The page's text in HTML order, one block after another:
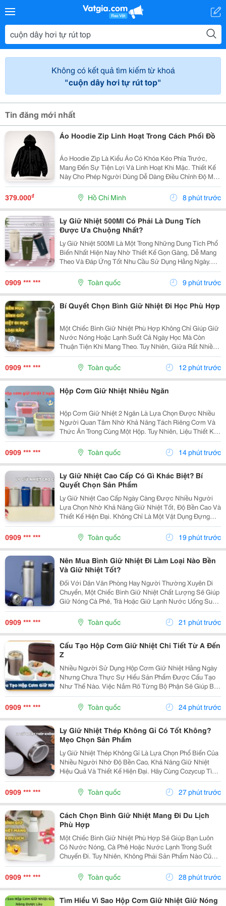
Không có kết quả tìm kiếm từ khoá
"cuộn dây hơi tự rút top"
Tin đăng mới nhất
Áo Hoodie Zip Linh Hoạt Trong Cách Phối Đồ
Áo Hoodie Zip Là Kiểu Áo Có Khóa Kéo Phía Trước,
Mang Đến Sự Tiện Lợi Và Linh Hoạt Khi Mặc. Thiết Kế
Này Cho Phép Người Dùng Dễ Dàng Điều Chỉnh Độ Mở
Của Áo, Đồng Thời Có Thể Layer Với Nhiều Item Khác
Nhau. Hoodie Zip Có Thể Mặc Cùng Áo Thun Basic,...
379.000₫ Hồ Chí Minh 8 phút trước
Ly Giữ Nhiệt 500Ml Có Phải Là Dung Tích
Được Ưa Chuộng Nhất?
Ly Giữ Nhiệt 500Ml Là Một Trong Những Dung Tích Phổ
Biến Nhất Hiện Nay Nhờ Thiết Kế Gọn Gàng, Dễ Mang
Theo Và Đáp Ứng Tốt Nhu Cầu Sử Dụng Hằng Ngày.
Vậy Ly Giữ Nhiệt 500Ml Có Những Ưu Điểm Gì Và Làm
Sao Để Chọn Được Sản Phẩm Chất Lượng? Hãy
Cùng...
0909 *** *** Toàn quốc 9 phút trước
Bí Quyết Chọn Bình Giữ Nhiệt Đi Học Phù Hợp
Một Chiếc Bình Giữ Nhiệt Phù Hợp Không Chỉ Giúp Giữ
Nước Nóng Hoặc Lạnh Suốt Cả Ngày Học Mà Còn
Thuận Tiện Khi Mang Theo. Tuy Nhiên, Giữa Rất Nhiều
Mẫu Mã, Dung Tích Và Chất Liệu Trên Thị Trường,
Không Ít Người Băn Khoăn Nên Mua Bình Giữ Nhiệt Đi
0909 *** *** Toàn quốc 12 phút trước
Hộp Cơm Giữ Nhiệt Nhiêu Ngăn
Hộp Cơm Giữ Nhiệt 2 Ngăn Là Lựa Chọn Được Nhiều
Người Quan Tâm Nhờ Khả Năng Tách Riêng Cơm Và
Thức Ăn Trong Cùng Một Hộp. Tuy Nhiên, Liệu Thiết Kế
Này Có Thực Sự Phù Hợp Với Nhu Cầu Sử Dụng Hằng
Ngày? Cùng Tìm Hiểu Những Ưu Điểm, Hạn Chế Và
Cách Lựa...
0909 *** *** Toàn quốc 14 phút trước
Ly Giữ Nhiệt Cao Cấp Có Gì Khác Biệt? Bí
Quyết Chọn Sản Phẩm
Ly Giữ Nhiệt Cao Cấp Ngày Càng Được Nhiều Người
Lựa Chọn Nhờ Khả Năng Giữ Nhiệt Tốt, Độ Bền Cao Và
Thiết Kế Hiện Đại. Không Chỉ Là Một Vật Dụng Đựng
Nước, Sản Phẩm Còn Thể Hiện Phong Cách Sống Tiện
Nghi Và Góp Phần Nâng Cao Trải Nghiệm Trong Học
0909 *** *** Toàn quốc 19 phút trước
Nên Mua Bình Giữ Nhiệt Đi Làm Loại Nào Bền
Và Giữ Nhiệt Tốt?
Đối Với Dân Văn Phòng Hay Người Thường Xuyên Di
Chuyển, Một Chiếc Bình Giữ Nhiệt Chất Lượng Sẽ Giúp
Giữ Nóng Cà Phê, Trà Hoặc Giữ Lạnh Nước Uống Suốt
Nhiều Giờ. Tuy Nhiên, Giữa Rất Nhiều Mẫu Mã Trên Thị
Trường, Không Ít Người Băn Khoăn Nên Mua Bình...
0909 *** *** Toàn quốc 21 phút trước
Cấu Tạo Hộp Cơm Giữ Nhiệt Chi Tiết Từ A Đến
Z
Nhiều Người Sử Dụng Hộp Cơm Giữ Nhiệt Hằng Ngày
Nhưng Chưa Thực Sự Hiểu Sản Phẩm Được Cấu Tạo
Như Thế Nào. Việc Nắm Rõ Từng Bộ Phận Sẽ Giúp Bạn
Sử Dụng Đúng Cách, Bảo Quản Tốt Hơn Và Dễ Dàng
Đánh Giá Chất Lượng Khi Chọn Mua. Hãy Cùng Tìm
Hiểu Chi...
0909 *** *** Toàn quốc 24 phút trước
Ly Giữ Nhiệt Thép Không Gỉ Có Tốt Không?
Mẹo Chọn Sản Phẩm
Ly Giữ Nhiệt Thép Không Gỉ Là Lựa Chọn Phổ Biến Của
Nhiều Người Nhờ Độ Bền Cao, Khả Năng Giữ Nhiệt
Hiệu Quả Và Thiết Kế Hiện Đại. Hãy Cùng Cozycup Tìm
Hiểu Những Điểm Cần Biết Trước Khi Lựa Chọn Một
Chiếc Ly Giữ Nhiệt Thép Không Gỉ. 1. Vì Sao Ly...
0909 *** *** Toàn quốc 27 phút trước
Cách Chọn Bình Giữ Nhiệt Mang Đi Du Lịch
Phù Hợp
Một Chiếc Bình Giữ Nhiệt Phù Hợp Sẽ Giúp Bạn Luôn
Có Nước Nóng, Cà Phê Hoặc Nước Lạnh Trong Suốt
Chuyến Đi. Tuy Nhiên, Không Phải Sản Phẩm Nào Cũng
Đáp Ứng Tốt Nhu Cầu Di Chuyển Và Sử Dụng Ngoài
Trời. Bài Viết Dưới Đây Sẽ Chia Sẻ Những Tiêu Chí
Quan...
0909 *** *** Toàn quốc 28 phút trước
Tìm Hiểu Vì Sao Hộp Cơm Giữ Nhiệt Giữ Nóng